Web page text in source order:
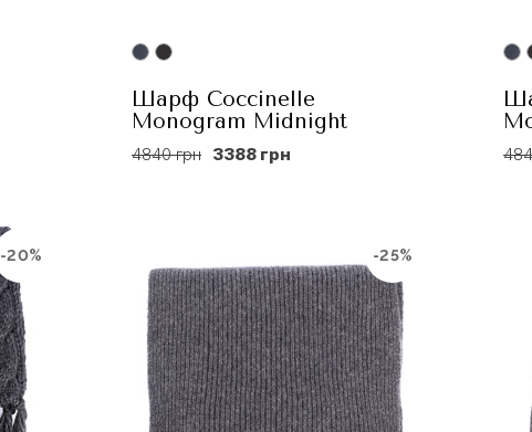
Шарф Coccinelle
Monogram Midnight
4840 грн 3388 грн
-20% -25%